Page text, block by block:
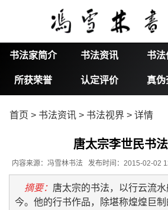
书法家简介 书法资讯 书法
所获荣誉 认定评价 真伪
首页 > 书法资讯 > 书法视界 > 详情
唐太宗李世民书
内容来源：冯雪林书法 发布时间：2015-02-02
摘要： 唐太宗的书法，以行云流
今。他的行书作品，除堪称煌煌巨制